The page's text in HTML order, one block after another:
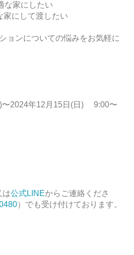
家にしたい
にして渡したい
ョンについての悩みをお気軽に
)〜2024年12月15日(日) 9:00〜
は公式LINEからご連絡くださ
）でも受け付けております。